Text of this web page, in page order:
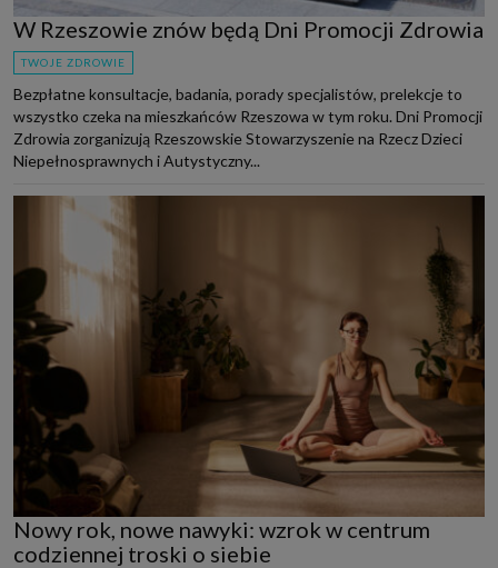
W Rzeszowie znów będą Dni Promocji Zdrowia
TWOJE ZDROWIE
Bezpłatne konsultacje, badania, porady specjalistów, prelekcje to
wszystko czeka na mieszkańców Rzeszowa w tym roku. Dni Promocji
Zdrowia zorganizują Rzeszowskie Stowarzyszenie na Rzecz Dzieci
Niepełnosprawnych i Autystyczny...
Nowy rok, nowe nawyki: wzrok w centrum
codziennej troski o siebie